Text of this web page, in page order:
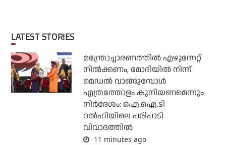
LATEST STORIES
മന്ത്രോച്ചാരണത്തില്‍ എഴുന്നേറ്റ്
നില്‍ക്കണം, മോദിയില്‍ നിന്ന്
മെഡല്‍ വാങ്ങുമ്പോള്‍
എത്രത്തോളം കുനിയണമെന്നും
നിര്‍ദേശം: ഐ.ഐ.ടി
ദല്‍ഹിയിലെ പരിപാടി
വിവാദത്തില്‍
11 minutes ago